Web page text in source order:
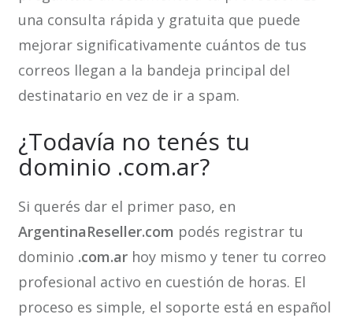
una consulta rápida y gratuita que puede
mejorar significativamente cuántos de tus
correos llegan a la bandeja principal del
destinatario en vez de ir a spam.
¿Todavía no tenés tu
dominio .com.ar?
Si querés dar el primer paso, en
ArgentinaReseller.com podés registrar tu
dominio .com.arhoy mismo y tener tu correo
profesional activo en cuestión de horas. El
proceso es simple, el soporte está en español